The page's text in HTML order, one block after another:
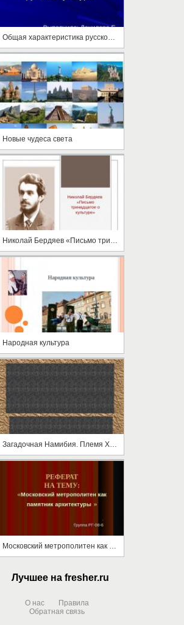
Общая характеристика русской культуры
Новые чудеса света
Николай Бердяев «Письмо тринадцатое о культуре»
Народная культура
Загадочная Намибия. Племя Химба
Московский метрополитен как памятник архитектуры
Лучшее на fresher.ru
О нас
Правила
Обратная связь